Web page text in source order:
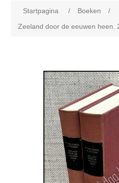
Startpagina / Boeken /
Zeeland door de eeuwen heen.